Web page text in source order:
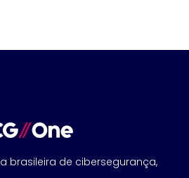
brasileira de cibersegurança,